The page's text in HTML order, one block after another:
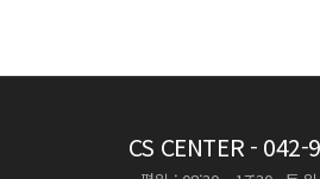
CS CENTER - 042-